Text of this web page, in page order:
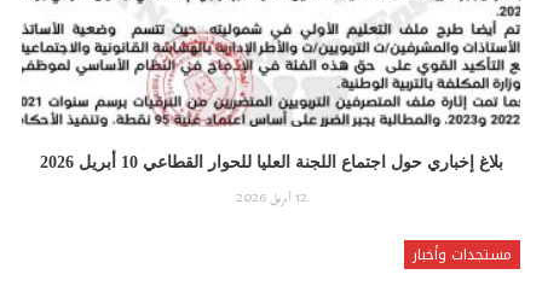
بلاغ إخباري حول اجتماع اللجنة العليا للحوار القطاعي 10 أبريل 2026
12 أبريل 2026
مستجدات وأخبار